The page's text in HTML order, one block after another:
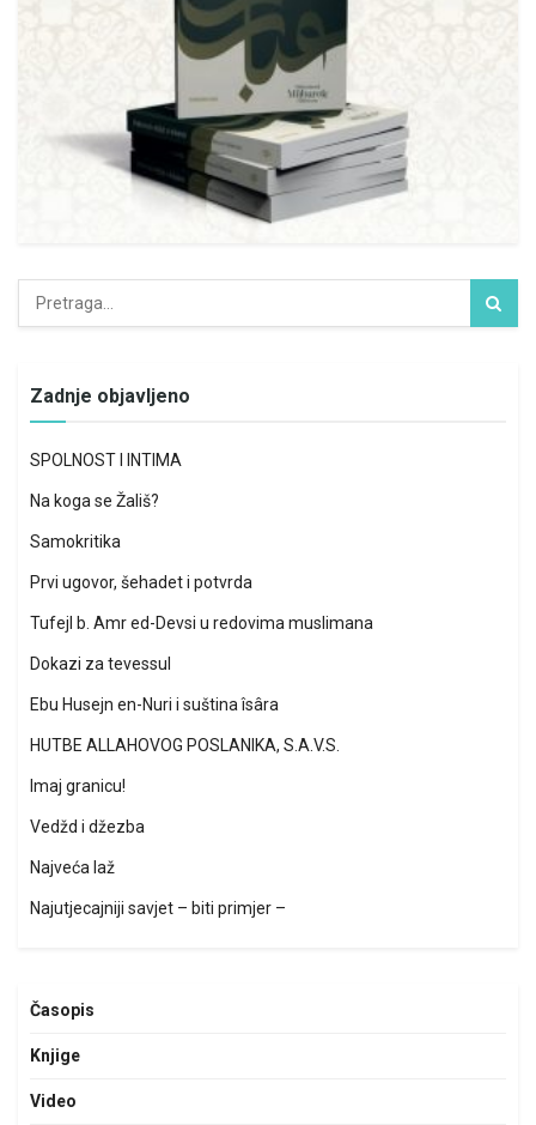
Zadnje objavljeno
SPOLNOST I INTIMA
Na koga se Žališ?
Samokritika
Prvi ugovor, šehadet i potvrda
Tufejl b. Amr ed-Devsi u redovima muslimana
Dokazi za tevessul
Ebu Husejn en-Nuri i suština îsâra
HUTBE ALLAHOVOG POSLANIKA, S.A.V.S.
Imaj granicu!
Vedžd i džezba
Najveća laž
Najutjecajniji savjet – biti primjer –
Časopis
Knjige
Video